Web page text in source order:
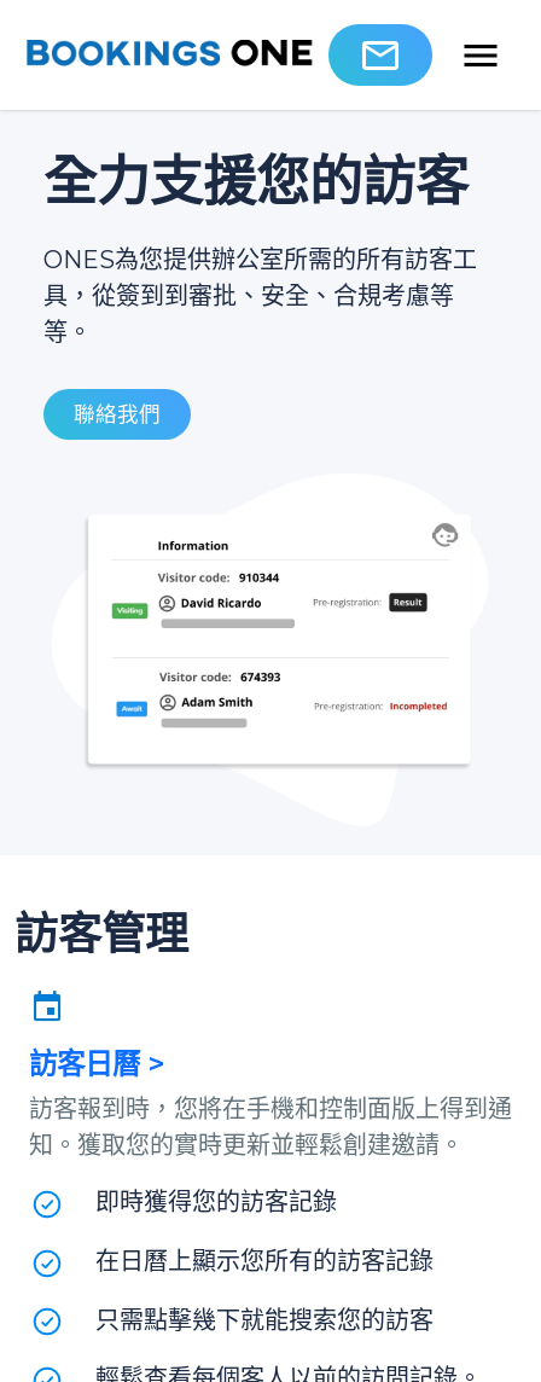
全力支援您的訪客
ONES為您提供辦公室所需的所有訪客工
具，從簽到到審批、安全、合規考慮等
等。
聯絡我們
訪客管理
訪客日曆 >
訪客報到時，您將在手機和控制面版上得到通
知。獲取您的實時更新並輕鬆創建邀請。
即時獲得您的訪客記錄
在日曆上顯示您所有的訪客記錄
只需點擊幾下就能搜索您的訪客